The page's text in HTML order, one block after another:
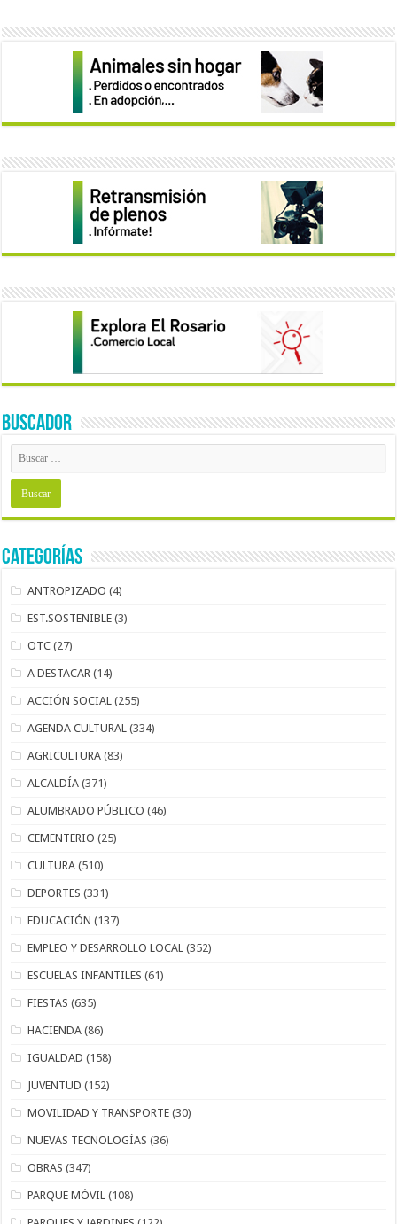
BUSCADOR
Categorías
ANTROPIZADO (4)
EST.SOSTENIBLE (3)
OTC (27)
A DESTACAR (14)
ACCIÓN SOCIAL (255)
AGENDA CULTURAL (334)
AGRICULTURA (83)
ALCALDÍA (371)
ALUMBRADO PÚBLICO (46)
CEMENTERIO (25)
CULTURA (510)
DEPORTES (331)
EDUCACIÓN (137)
EMPLEO Y DESARROLLO LOCAL (352)
ESCUELAS INFANTILES (61)
FIESTAS (635)
HACIENDA (86)
IGUALDAD (158)
JUVENTUD (152)
MOVILIDAD Y TRANSPORTE (30)
NUEVAS TECNOLOGÍAS (36)
OBRAS (347)
PARQUE MÓVIL (108)